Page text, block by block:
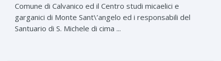
Comune di Calvanico ed il Centro studi micaelici e
garganici di Monte Sant\’angelo ed i responsabili del
Santuario di S. Michele di cima ...